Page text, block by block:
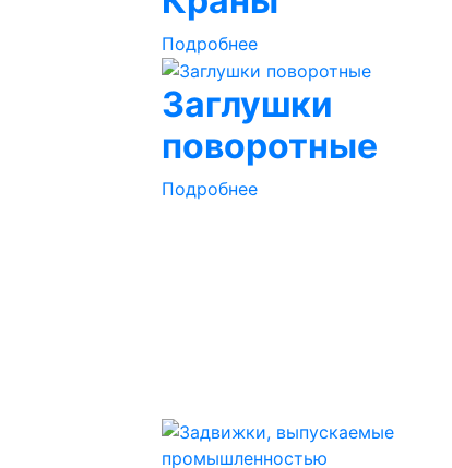
Подробнее
Заглушки
поворотные
Подробнее